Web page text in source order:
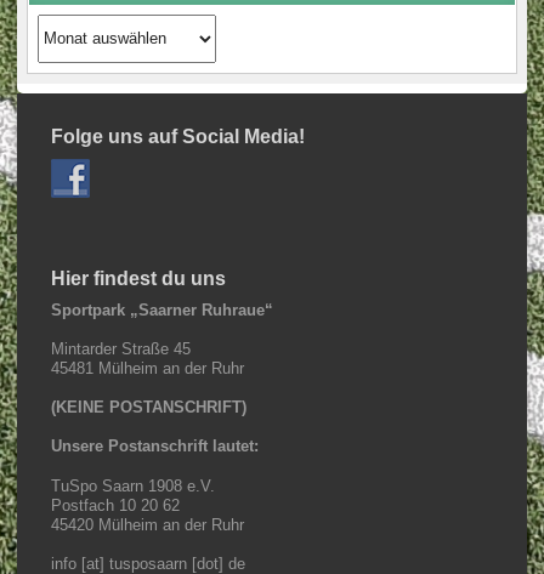
Archiv
Beiträge
Folge uns auf Social Media!
Hier findest du uns
Sportpark „Saarner Ruhraue“
Mintarder Straße 45
45481 Mülheim an der Ruhr
(KEINE POSTANSCHRIFT)
Unsere Postanschrift lautet:
TuSpo Saarn 1908 e.V.
Postfach 10 20 62
45420 Mülheim an der Ruhr
info [at] tusposaarn [dot] de